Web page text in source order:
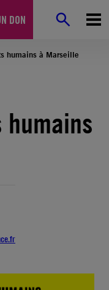
DON
humains à Marseille